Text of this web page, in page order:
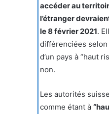
accéder au
l’étranger
le 8 février 2021.
différenciées selon
d’un pays à “haut
non.
Les autorités
comme étant à